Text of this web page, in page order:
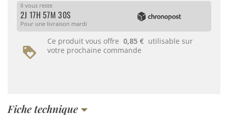
Il vous reste
2J 17H 57M 30S
Pour une livraison mardi
Ce produit vous offre 0,85 € utilisable sur
votre prochaine commande
Fiche technique